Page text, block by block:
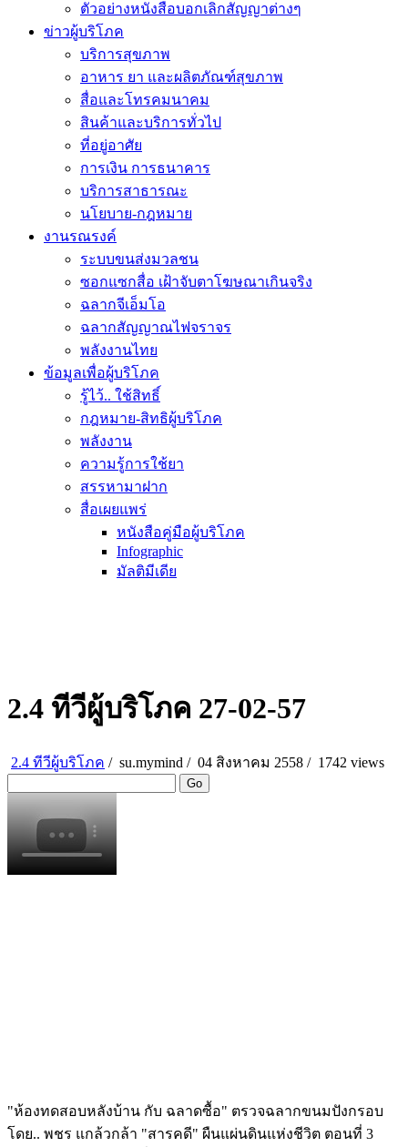
ตัวอย่างหนังสือบอกเลิกสัญญาต่างๆ
ข่าวผู้บริโภค
บริการสุขภาพ
อาหาร ยา และผลิตภัณฑ์สุขภาพ
สื่อและโทรคมนาคม
สินค้าและบริการทั่วไป
ที่อยู่อาศัย
การเงิน การธนาคาร
บริการสาธารณะ
นโยบาย-กฎหมาย
งานรณรงค์
ระบบขนส่งมวลชน
ซอกแซกสื่อ เฝ้าจับตาโฆษณาเกินจริง
ฉลากจีเอ็มโอ
ฉลากสัญญาณไฟจราจร
พลังงานไทย
ข้อมูลเพื่อผู้บริโภค
รู้ไว้.. ใช้สิทธิ์
กฎหมาย-สิทธิผู้บริโภค
พลังงาน
ความรู้การใช้ยา
สรรหามาฝาก
สื่อเผยแพร่
หนังสือคู่มือผู้บริโภค
Infographic
มัลติมีเดีย
2.4 ทีวีผู้บริโภค 27-02-57
2.4 ทีวีผู้บริโภค / su.mymind / 04 สิงหาคม 2558 / 1742 views
Go
"ห้องทดสอบหลังบ้าน กับ ฉลาดซื้อ" ตรวจฉลากขนมปังกรอบ
โดย.. พชร แกล้วกล้า "สารคดี" ผืนแผ่นดินแห่งชีวิต ตอนที่ 3